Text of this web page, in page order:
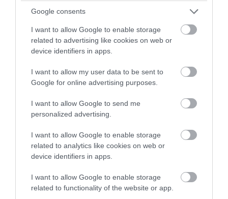
Google consents
I want to allow Google to enable storage
related to advertising like cookies on web or
device identifiers in apps.
I want to allow my user data to be sent to
Google for online advertising purposes.
I want to allow Google to send me
personalized advertising.
I want to allow Google to enable storage
related to analytics like cookies on web or
device identifiers in apps.
I want to allow Google to enable storage
related to functionality of the website or app.
Νικολάου, να ευλογεί όλα τα παιδιά, τους νέους,
συμμετέχει και στηρίζει τις δραστηριότητες του
Πνευματικού Κέντρου.
Με την ευχή η νέα χρονιά να είναι ακόμη πιο
καρποφόρα, συνεχίζουμε με πίστη, αγάπη και
παράδοσης, την καλλιέργεια της ψυχής και την
ενότητα της ενοριακής μας οικογένειας.
Εκ του Ιερού Ναού
Αγίου Νικολάου Άνω Βάθειας
π. Δημήτριος Αργύρης
Πρωτοπρεσβύτερος